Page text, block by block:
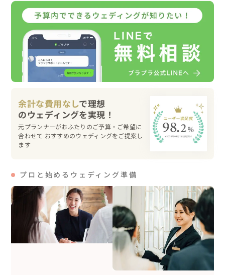
余計な費用なしで理想
元プランナーがおふたりのご予算・ご希望に
合わせて おすすめのウェディングをご提案し
ます
プロと始めるウェディング準備